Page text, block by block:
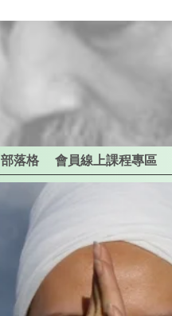
部落格 會員線上課程專區